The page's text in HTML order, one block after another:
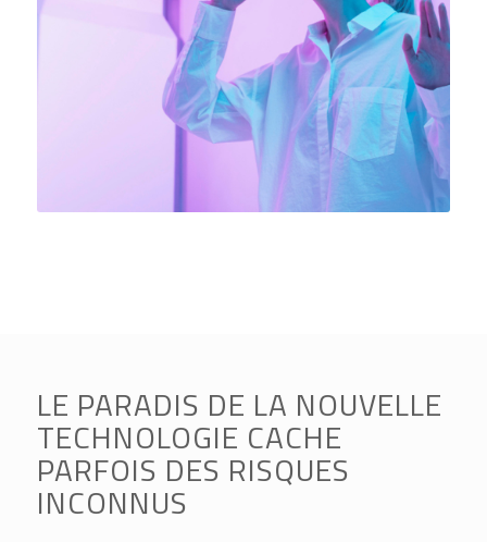
LE PARADIS DE LA NOUVELLE
TECHNOLOGIE CACHE
PARFOIS DES RISQUES
INCONNUS